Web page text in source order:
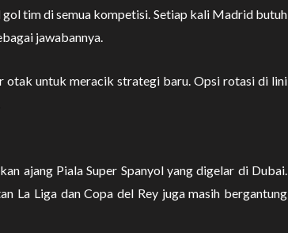
tim di semua kompetisi. Setiap kali Madrid butuh
jawabannya.
otak untuk meracik strategi baru. Opsi rotasi di lini
ajang Piala Super Spanyol yang digelar di Dubai.
La Liga dan Copa del Rey juga masih bergantung